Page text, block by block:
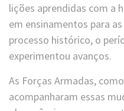
lições aprendidas com a
em ensinamentos para
processo histórico, o
experimentou avanços.
As Forças Armadas,
acompanharam essas